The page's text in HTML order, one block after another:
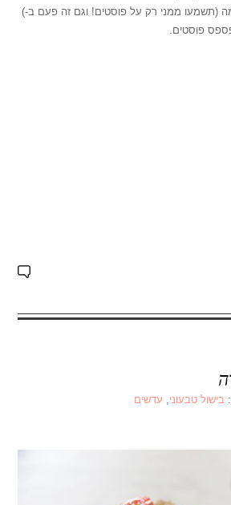
(תשמעו ממני רק על פוסטים! וגם זה פעם ב-)
פוסטים.
בישול טבעוני עדשים